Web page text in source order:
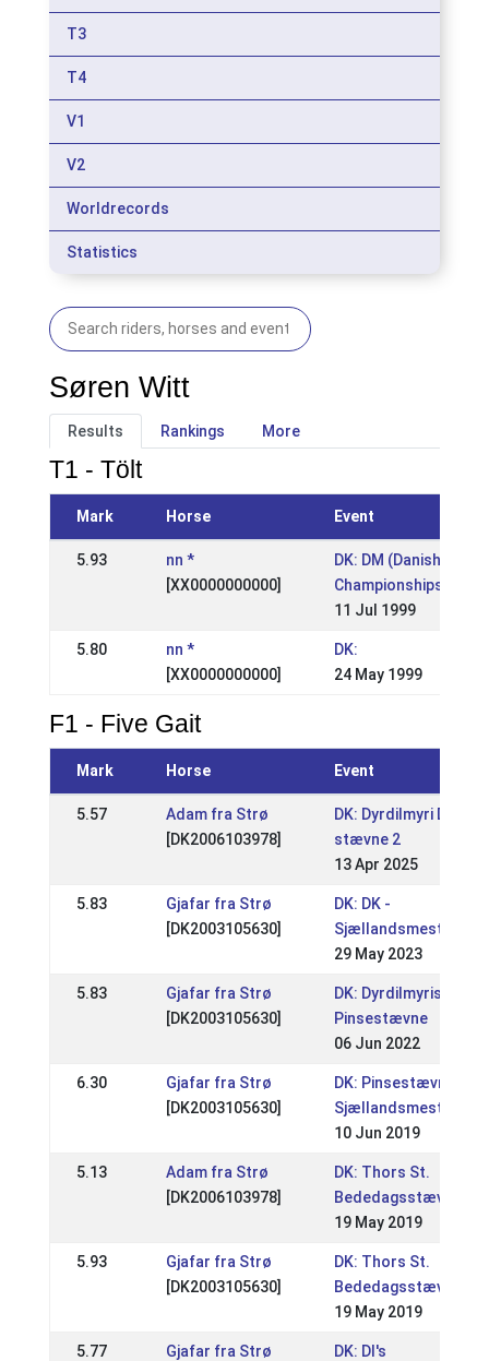
T3
T4
V1
V2
Worldrecords
Statistics
Søren Witt
Results Rankings More
T1 - Tölt
Mark Horse Event
5.93
nn *
[XX0000000000]
DK: DM (Danish
Championships)
11 Jul 1999
5.80
nn *
[XX0000000000]
DK:
24 May 1999
F1 - Five Gait
Mark Horse Event
5.57
Adam fra Strø
[DK2006103978]
DK: Dyrdilmyri Drive-
stævne 2
13 Apr 2025
5.83
Gjafar fra Strø
[DK2003105630]
DK: DK -
29 May 2023
5.83
Gjafar fra Strø
[DK2003105630]
DK: Dyrdilmyris
Pinsestævne
06 Jun 2022
6.30
Gjafar fra Strø
[DK2003105630]
DK: Pinsestævne /
10 Jun 2019
5.13
Adam fra Strø
[DK2006103978]
DK: Thors St.
Bededagsstævne
19 May 2019
5.93
Gjafar fra Strø
[DK2003105630]
DK: Thors St.
Bededagsstævne
19 May 2019
5.77
Gjafar fra Strø
DK: DI's